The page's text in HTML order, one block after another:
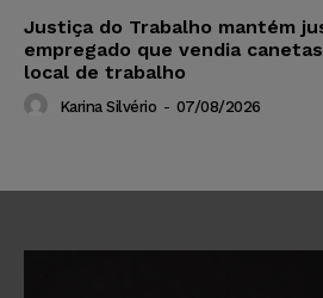
Justiça do Trabalho mantém
empregado que vendia
local de trabalho
Karina Silvério - 07/08/2026